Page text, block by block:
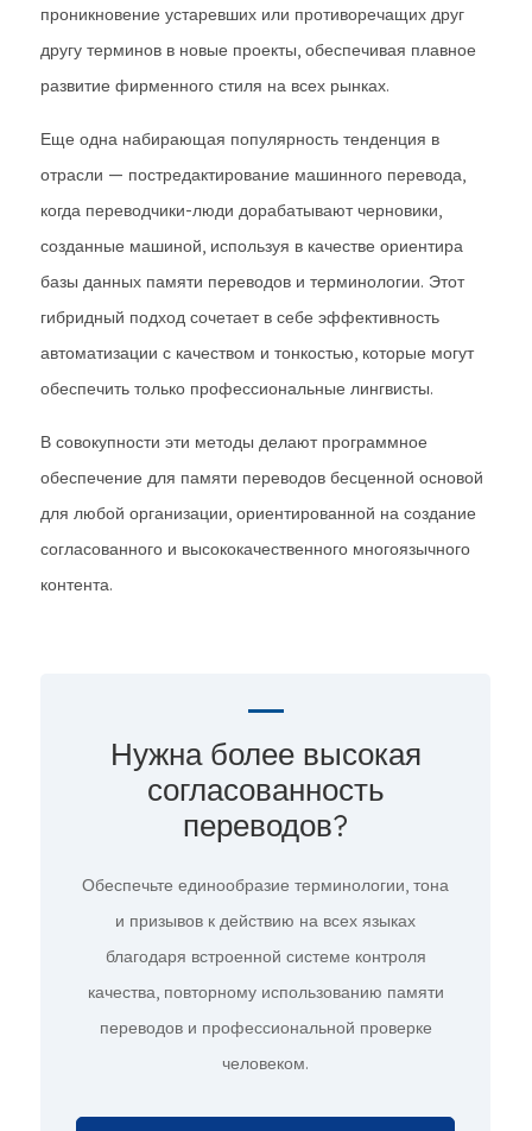
проникновение устаревших или противоречащих друг
другу терминов в новые проекты, обеспечивая плавное
развитие фирменного стиля на всех рынках.
Еще одна набирающая популярность тенденция в
отрасли — постредактирование машинного перевода,
когда переводчики-люди дорабатывают черновики,
созданные машиной, используя в качестве ориентира
базы данных памяти переводов и терминологии. Этот
гибридный подход сочетает в себе эффективность
автоматизации с качеством и тонкостью, которые могут
обеспечить только профессиональные лингвисты.
В совокупности эти методы делают программное
обеспечение для памяти переводов бесценной основой
для любой организации, ориентированной на создание
согласованного и высококачественного многоязычного
контента.
Нужна более высокая
согласованность
переводов?
Обеспечьте единообразие терминологии, тона
и призывов к действию на всех языках
благодаря встроенной системе контроля
качества, повторному использованию памяти
переводов и профессиональной проверке
человеком.